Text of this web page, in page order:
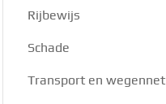
Rijbewijs
Schade
Transport en wegennet